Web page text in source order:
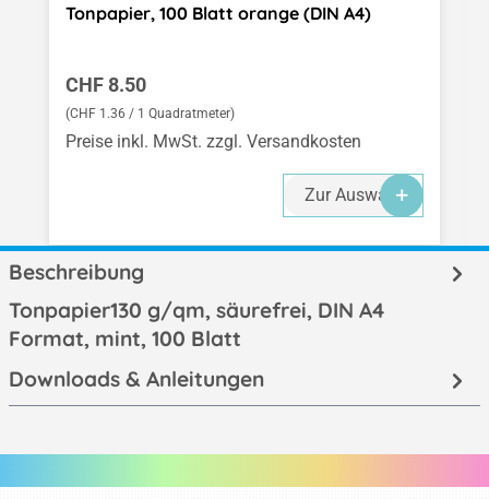
Tonpapier, 100 Blatt orange (DIN A4)
Regulärer Preis:
CHF 8.50
(CHF 1.36 / 1 Quadratmeter)
Preise inkl. MwSt. zzgl. Versandkosten
Zur Auswahl
Beschreibung
Tonpapier130 g/qm, säurefrei, DIN A4
Format, mint, 100 Blatt
Downloads & Anleitungen